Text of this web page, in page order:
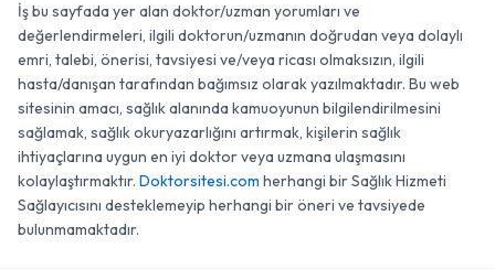
İş bu sayfada yer alan doktor/uzman yorumları ve
değerlendirmeleri, ilgili doktorun/uzmanın doğrudan veya dolaylı
emri, talebi, önerisi, tavsiyesi ve/veya ricası olmaksızın, ilgili
hasta/danışan tarafından bağımsız olarak yazılmaktadır. Bu web
sitesinin amacı, sağlık alanında kamuoyunun bilgilendirilmesini
sağlamak, sağlık okuryazarlığını artırmak, kişilerin sağlık
ihtiyaçlarına uygun en iyi doktor veya uzmana ulaşmasını
kolaylaştırmaktır. Doktorsitesi.com herhangi bir Sağlık Hizmeti
Sağlayıcısını desteklemeyip herhangi bir öneri ve tavsiyede
bulunmamaktadır.